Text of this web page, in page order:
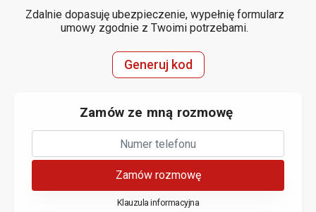
Zdalnie dopasuję ubezpieczenie, wypełnię formularz
umowy zgodnie z Twoimi potrzebami.
Generuj kod
Zamów ze mną rozmowę
Zamów rozmowę
Klauzula informacyjna